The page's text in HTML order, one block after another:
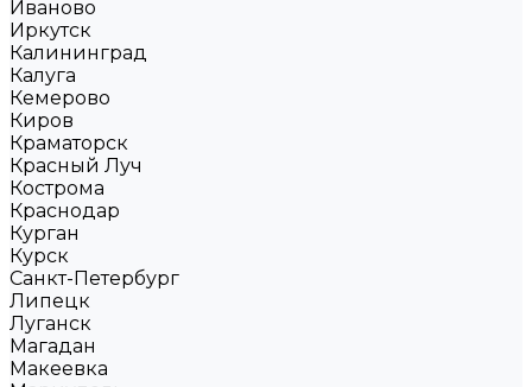
Иваново
Иркутск
Калининград
Калуга
Кемерово
Киров
Краматорск
Красный Луч
Кострома
Краснодар
Курган
Курск
Санкт-Петербург
Липецк
Луганск
Магадан
Макеевка